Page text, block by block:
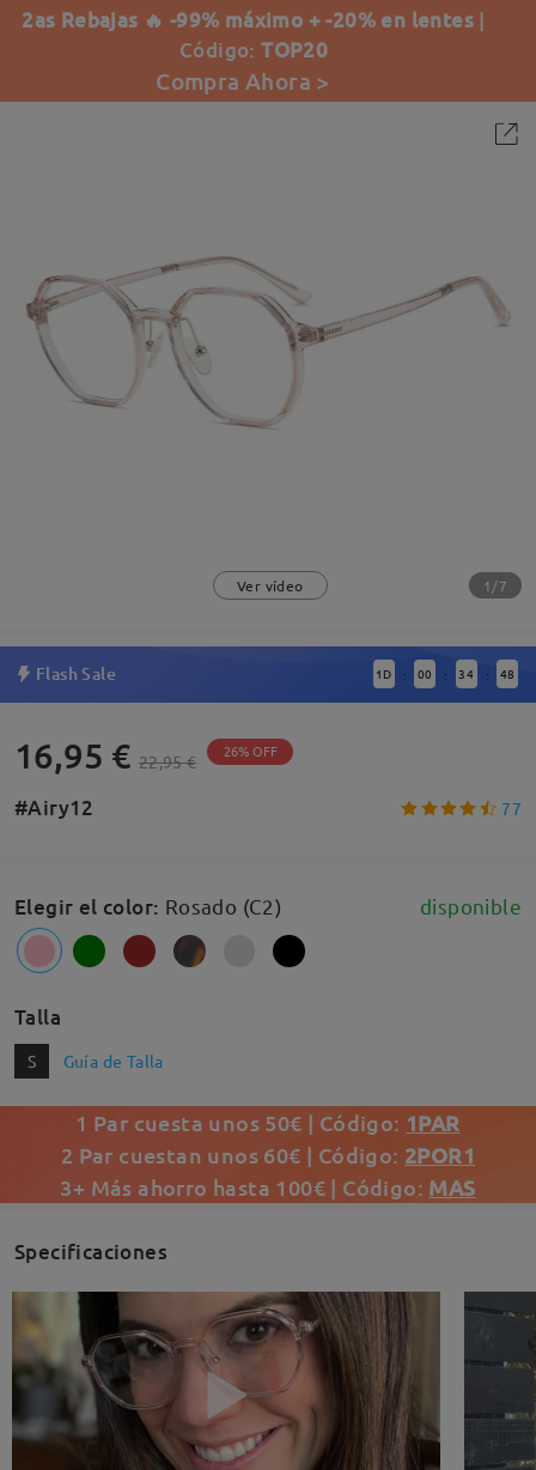
2as Rebajas 🔥 -99% máximo + -20% en lentes |
Código:TOP20
Compra Ahora >
Ver vídeo 1/7
Flash Sale 1 D : 00 : 34 : 47
16,95 € 22,95 € 26% OFF
#Airy12 77
Elegir el color: Rosado (C2) disponible
Talla
S Guía de Talla
1 Par cuesta unos 50€ | Código: 1PAR
2 Par cuestan unos 60€ | Código: 2POR1
3+ Más ahorro hasta 100€ | Código: MAS
Specificaciones